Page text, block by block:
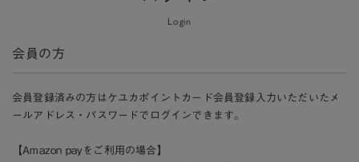
Login
会員の方
会員登録済みの方はケユカポイントカード会員登録入力いただいたメ
ールアドレス・パスワードでログインできます。
【Amazon payをご利用の場合】